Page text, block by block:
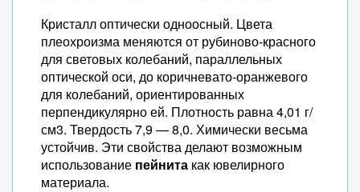
Кристалл оптически одноосный. Цвета
плеохроизма меняются от рубиново-красного
для световых колебаний, параллельных
оптической оси, до коричневато-оранжевого
для колебаний, ориентированных
перпендикулярно ей. Плотность равна 4,01 г/
см3. Твердость 7,9 — 8,0. Химически весьма
устойчив. Эти свойства делают возможным
использование пейнита как ювелирного
материала.